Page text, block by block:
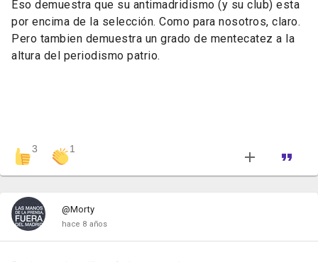
Eso demuestra que su antimadridismo (y su club) esta
por encima de la selección. Como para nosotros, claro.
Pero tambien demuestra un grado de mentecatez a la
altura del periodismo patrio.
3 1
@Morty
hace 8 años